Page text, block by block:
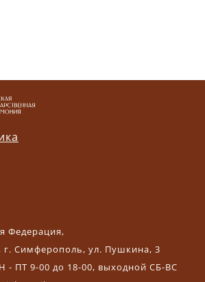
Федерация,
г. Симферополь, ул. Пушкина, 3
- ПТ 9-00 до 18-00, выходной СБ-ВС